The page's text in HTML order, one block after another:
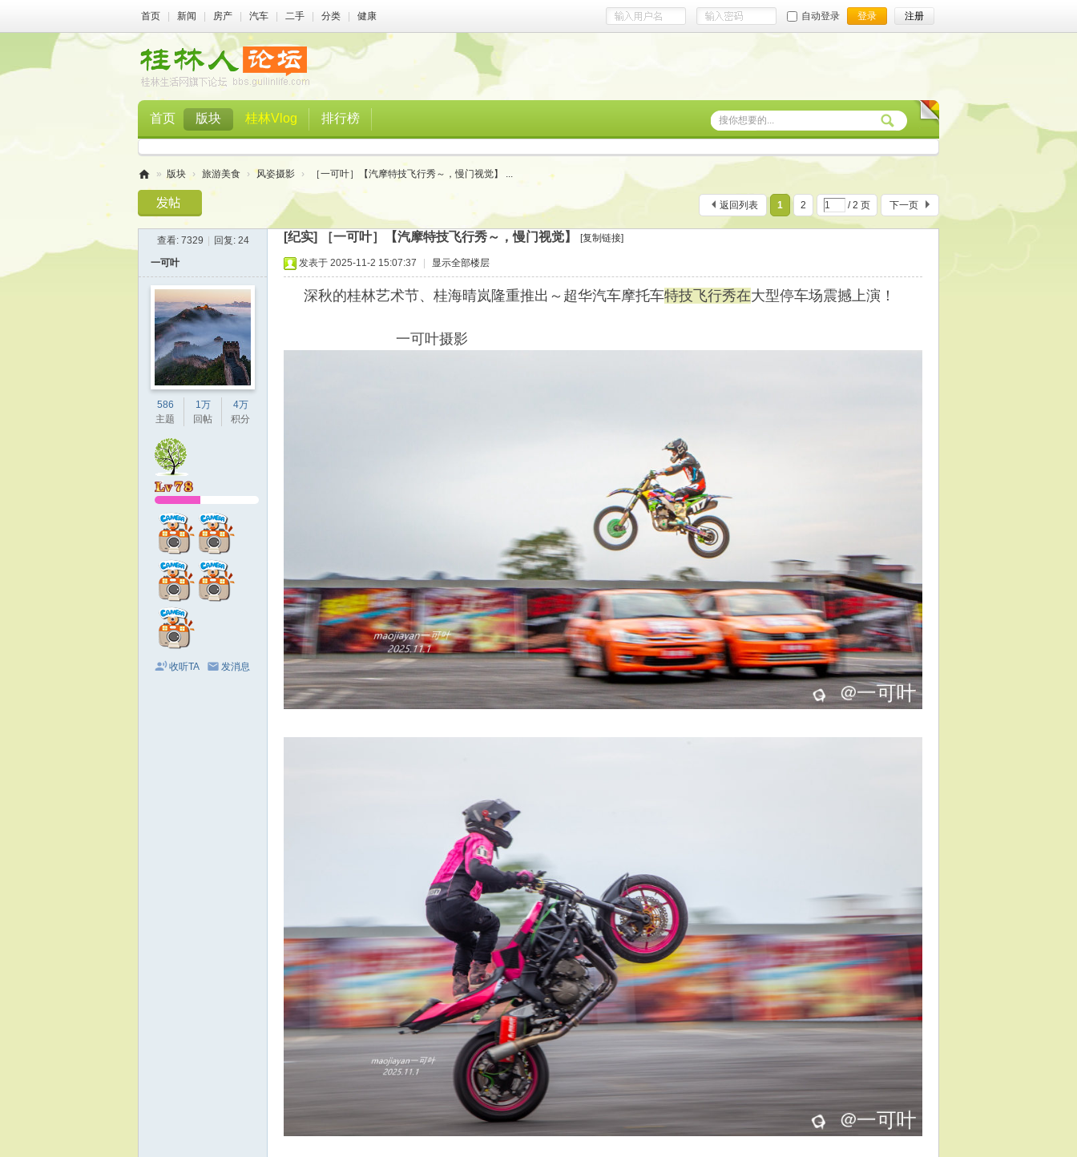
首页 新闻 房产 汽车 二手 分类 健康 自动登录 登录 注册
首页 版块 桂林Vlog 排行榜
林
» 版块 › 旅游美食 › 风姿摄影 › ［一可叶］【汽摩特技飞行秀～，慢门视觉】 ...
1 2 / 2 页 下一页
返回列表
查看: 7329 回复: 24 [纪实] ［一可叶］【汽摩特技飞行秀～，慢门视觉】 [复制链接]
一可叶
586
主题
1万
回帖
4万
积分
收听TA 发消息
发表于 2025-11-2 15:07:37 显示全部楼层
深秋的桂林艺术节、桂海晴岚隆重推出～超华汽车摩托车特技飞行秀在大型停车场震撼上演！
一可叶摄影